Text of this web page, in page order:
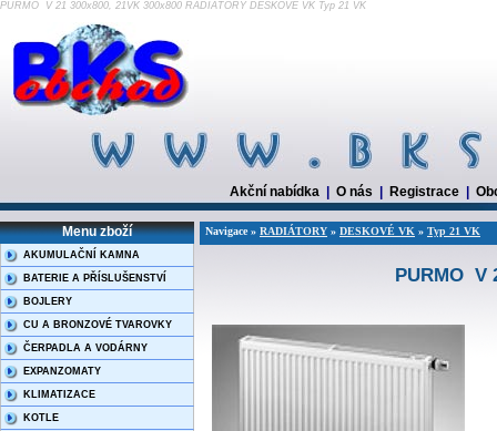
PURMO V 21 300x800, 21VK 300x800 RADIÁTORY DESKOVÉ VK Typ 21 VK
Akční nabídka O nás Registrace
Menu zboží
AKUMULAČNÍ KAMNA
BATERIE A PŘÍSLUŠENSTVÍ
BOJLERY
CU A BRONZOVÉ TVAROVKY
ČERPADLA A VODÁRNY
EXPANZOMATY
KLIMATIZACE
KOTLE
Navigace » RADIÁTORY » DESKOVÉ VK » Typ 21 VK
PURMO V